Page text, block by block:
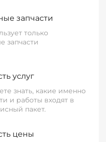
запчасти
только
запчасти
услуг
знать, какие именно
и работы входят в
пакет.
цены